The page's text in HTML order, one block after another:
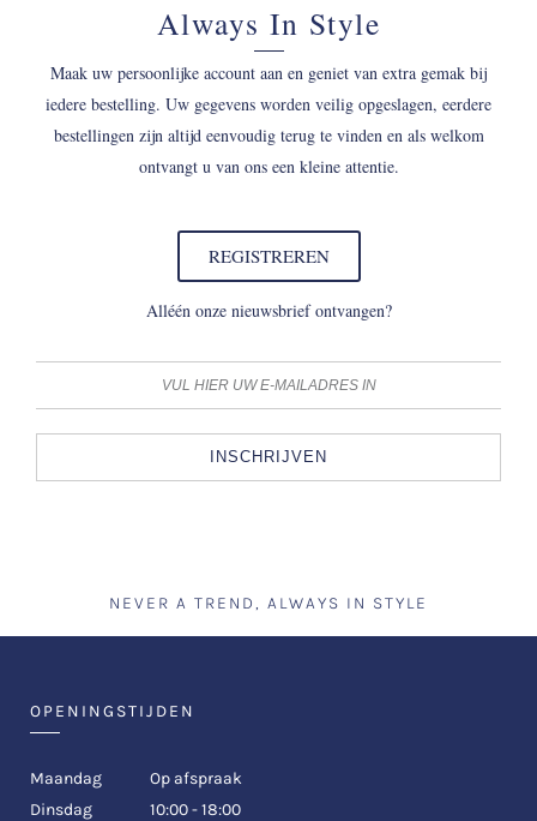
Always In Style
Maak uw persoonlijke account aan en geniet van extra gemak bij
iedere bestelling. Uw gegevens worden veilig opgeslagen, eerdere
bestellingen zijn altijd eenvoudig terug te vinden en als welkom
ontvangt u van ons een kleine attentie.
REGISTREREN
Alléén onze nieuwsbrief ontvangen?
INSCHRIJVEN
NEVER A TREND, ALWAYS IN STYLE
OPENINGSTIJDEN
Maandag
Op afspraak
Dinsdag
10:00 - 18:00